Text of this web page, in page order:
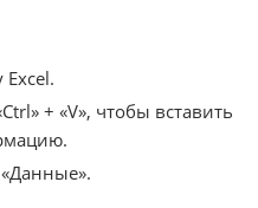
Excel.
+ «V», чтобы вставить